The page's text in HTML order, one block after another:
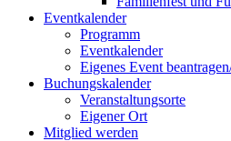
Eventkalender
Programm
Eventkalender
Eigenes Event
Buchungskalender
Veranstaltungsorte
Eigener Ort
Mitglied werden